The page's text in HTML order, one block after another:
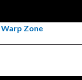
Warp Zone